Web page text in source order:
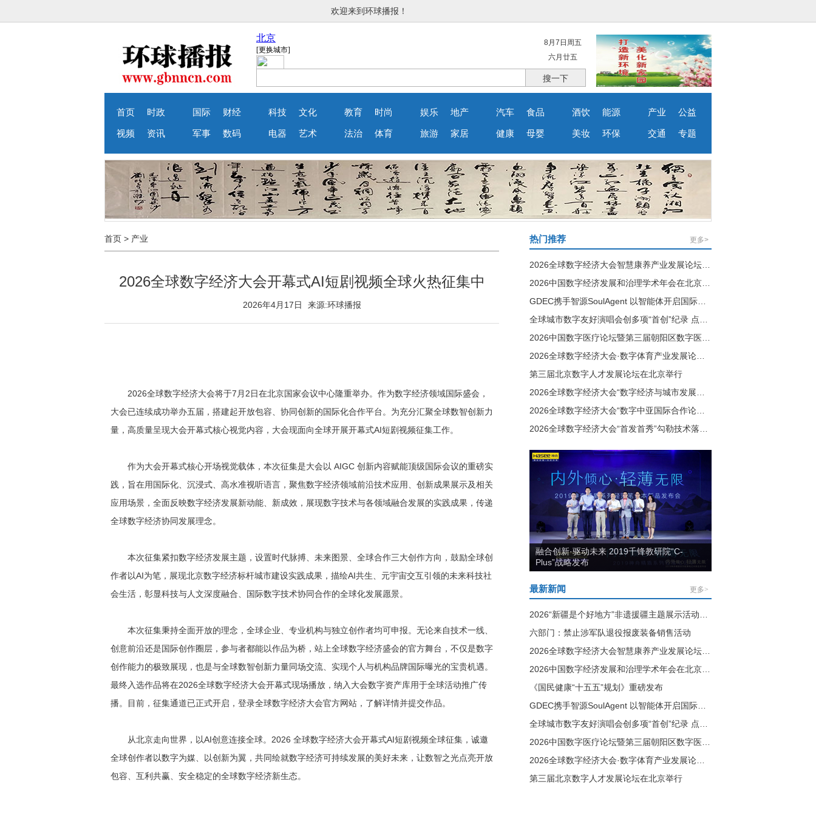
欢迎来到环球播报！
8月7日周五
六月廿五
搜一下
首页 时政
视频 资讯
国际 财经
军事 数码
科技 文化
电器 艺术
教育 时尚
法治 体育
娱乐 地产
旅游 家居
汽车 食品
健康 母婴
酒饮 能源
美妆 环保
产业 公益
交通 专题
首页 > 产业
2026全球数字经济大会开幕式AI短剧视频全球火热征集中
2026年4月17日 来源:环球播报
2026全球数字经济大会将于7月2日在北京国家会议中心隆重举办。作为数字经济领域国际盛会，
大会已连续成功举办五届，搭建起开放包容、协同创新的国际化合作平台。为充分汇聚全球数智创新力
量，高质量呈现大会开幕式核心视觉内容，大会现面向全球开展开幕式AI短剧视频征集工作。
作为大会开幕式核心开场视觉载体，本次征集是大会以 AIGC 创新内容赋能顶级国际会议的重磅实
践，旨在用国际化、沉浸式、高水准视听语言，聚焦数字经济领域前沿技术应用、创新成果展示及相关
应用场景，全面反映数字经济发展新动能、新成效，展现数字技术与各领域融合发展的实践成果，传递
全球数字经济协同发展理念。
本次征集紧扣数字经济发展主题，设置时代脉搏、未来图景、全球合作三大创作方向，鼓励全球创
作者以AI为笔，展现北京数字经济标杆城市建设实践成果，描绘AI共生、元宇宙交互引领的未来科技社
会生活，彰显科技与人文深度融合、国际数字技术协同合作的全球化发展愿景。
本次征集秉持全面开放的理念，全球企业、专业机构与独立创作者均可申报。无论来自技术一线、
创意前沿还是国际创作圈层，参与者都能以作品为桥，站上全球数字经济盛会的官方舞台，不仅是数字
创作能力的极致展现，也是与全球数智创新力量同场交流、实现个人与机构品牌国际曝光的宝贵机遇。
最终入选作品将在2026全球数字经济大会开幕式现场播放，纳入大会数字资产库用于全球活动推广传
播。目前，征集通道已正式开启，登录全球数字经济大会官方网站，了解详情并提交作品。
从北京走向世界，以AI创意连接全球。2026 全球数字经济大会开幕式AI短剧视频全球征集，诚邀
全球创作者以数字为媒、以创新为翼，共同绘就数字经济可持续发展的美好未来，让数智之光点亮开放
包容、互利共赢、安全稳定的全球数字经济新生态。
热门推荐 更多>
第三届北京数字人才发展论坛在北京举行
融合创新·驱动未来 2019千锋教研院“C-
Plus”战略发布
最新新闻 更多>
六部门：禁止涉军队退役报废装备销售活动
《国民健康“十五五”规划》重磅发布
第三届北京数字人才发展论坛在北京举行